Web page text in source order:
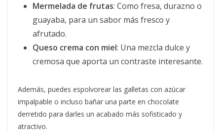
Mermelada de frutas: Como fresa, durazno o
guayaba, para un sabor más fresco y
afrutado.
Queso crema con miel: Una mezcla dulce y
cremosa que aporta un contraste interesante.
Además, puedes espolvorear las galletas con azúcar
impalpable o incluso bañar una parte en chocolate
derretido para darles un acabado más sofisticado y
atractivo.